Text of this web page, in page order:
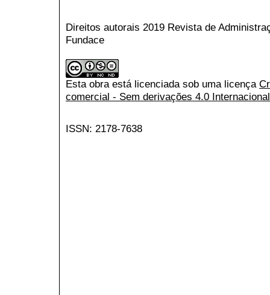
Direitos autorais 2019 Revista de
Fundace
Esta obra está licenciada sob uma licença
comercial - Sem derivações 4.0 Internacional
ISSN: 2178-7638